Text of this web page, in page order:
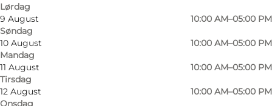
Lørdag
9 August
Søndag
10:00 AM–05:00 PM
10 August
Mandag
10:00 AM–05:00 PM
11 August
Tirsdag
10:00 AM–05:00 PM
12 August
Onsdag
10:00 AM–05:00 PM